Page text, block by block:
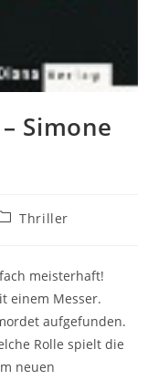
Simone
Thriller
meisterhaft!
einem Messer.
aufgefunden.
Rolle spielt die
neuen